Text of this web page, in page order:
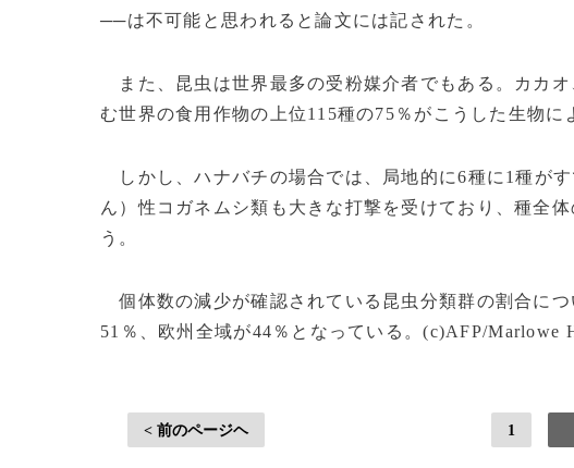
──は不可能と思われると論文には記された。
また、昆虫は世界最多の受粉媒介者でもある。カカ
む世界の食用作物の上位115種の75％がこうした生物に
しかし、ハナバチの場合では、局地的に6種に1種が
ん）性コガネムシ類も大きな打撃を受けており、種全
う。
個体数の減少が確認されている昆虫分類群の割合に
51％、欧州全域が44％となっている。(c)AFP/Marlowe
< 前のページヘ 1